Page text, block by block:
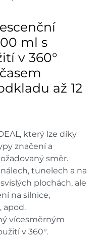
ml s
v 360°
až 12
který lze díky
značení a
směr.
tunelech a na
plochách, ale
na silnice,
apod.
vícesměrným
v 360°.